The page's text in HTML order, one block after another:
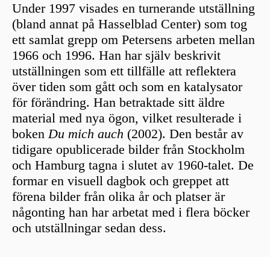
Under 1997 visades en turnerande utställning
(bland annat på Hasselblad Center) som tog
ett samlat grepp om Petersens arbeten mellan
1966 och 1996. Han har själv beskrivit
utställningen som ett tillfälle att reflektera
över tiden som gått och som en katalysator
för förändring. Han betraktade sitt äldre
material med nya ögon, vilket resulterade i
bokenDu mich auch (2002). Den består av
tidigare opublicerade bilder från Stockholm
och Hamburg tagna i slutet av 1960-talet. De
formar en visuell dagbok och greppet att
förena bilder från olika år och platser är
någonting han har arbetat med i flera böcker
och utställningar sedan dess.